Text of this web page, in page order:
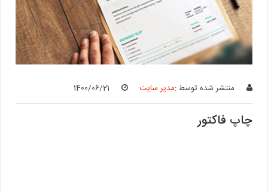
منتشر شده توسط :مدیر سایت 1400/06/21
چاپ فاکتور